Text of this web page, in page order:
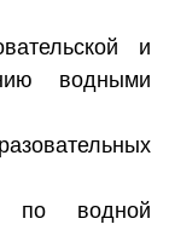
и
водными
по водной